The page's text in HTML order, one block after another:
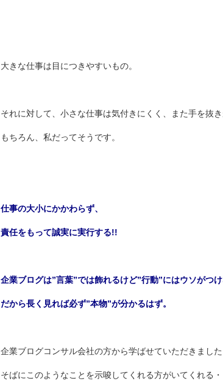
大きな仕事は目につきやすいもの。
それに対して、小さな仕事は気付きにくく、また手を抜
もちろん、私だってそうです。
仕事の大小にかかわらず、
責任をもって誠実に実行する!!
企業ブログは”言葉”では飾れるけど”行動”にはウソがつ
だから長く見れば必ず”本物”が分かるはず。
企業ブログコンサル会社の方から学ばせていただきまし
そばにこのようなことを示唆してくれる方がいてくれる